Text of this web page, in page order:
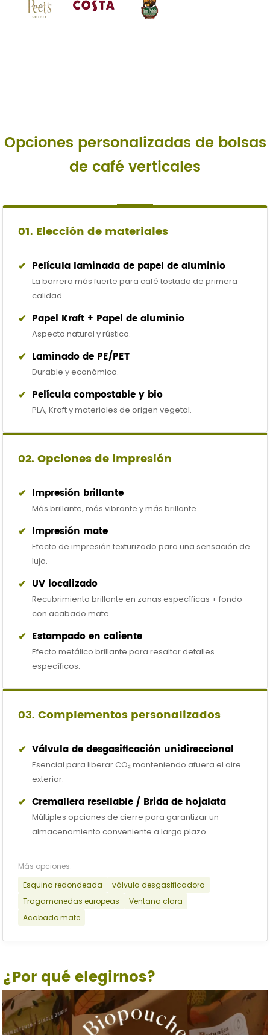
Opciones personalizadas de bolsas
de café verticales
01. Elección de materiales
✔ Película laminada de papel de aluminio
La barrera más fuerte para café tostado de primera
calidad.
✔ Papel Kraft + Papel de aluminio
Aspecto natural y rústico.
✔ Laminado de PE/PET
Durable y económico.
✔ Película compostable y bio
PLA, Kraft y materiales de origen vegetal.
02. Opciones de impresión
✔ Impresión brillante
Más brillante, más vibrante y más brillante.
✔ Impresión mate
Efecto de impresión texturizado para una sensación de
lujo.
✔ UV localizado
Recubrimiento brillante en zonas específicas + fondo
con acabado mate.
✔ Estampado en caliente
Efecto metálico brillante para resaltar detalles
específicos.
03. Complementos personalizados
✔ Válvula de desgasificación unidireccional
Esencial para liberar CO₂ manteniendo afuera el aire
exterior.
✔ Cremallera resellable / Brida de hojalata
Múltiples opciones de cierre para garantizar un
almacenamiento conveniente a largo plazo.
Más opciones:
Esquina redondeada
válvula desgasificadora
Tragamonedas europeas
Ventana clara
Acabado mate
¿Por qué elegirnos?